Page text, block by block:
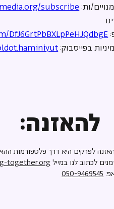
ות: subscribe⁠
בפייסבוק:
להאזנה:
לפרקים היא דרך פלטפורמות
לכתוב לנו במיילtogether.org
050-9469545